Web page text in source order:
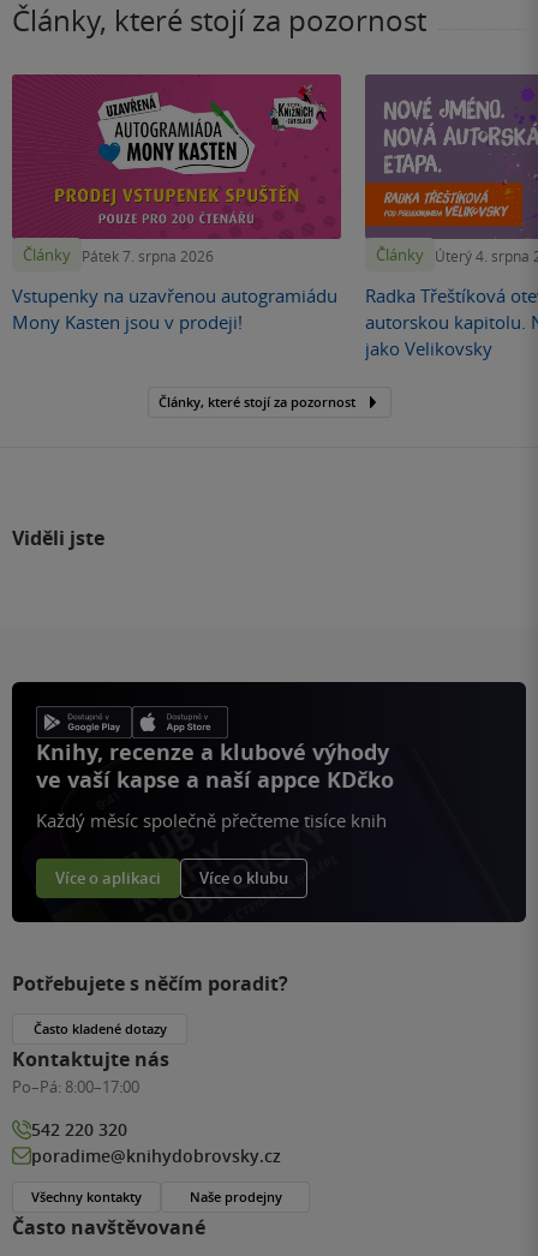
Články, které stojí za pozornost
Články Pátek 7. srpna 2026
Vstupenky na uzavřenou autogramiádu
Mony Kasten jsou v prodeji!
Články Úterý 4. srpna
Radka Třeštíková
autorskou kapitolu.
jako Velikovsky
Články, které stojí za pozornost
Viděli jste
Knihy, recenze a klubové výhody
ve vaší kapse a naší appce KDčko
Každý měsíc společně přečteme tisíce knih
Více o aplikaci Více o klubu
Často navštěvované
Potřebujete s něčím poradit?
Často kladené dotazy
Kontaktujte nás
Po–Pá: 8:00–17:00
542 220 320
poradime@knihydobrovsky.cz
Všechny kontakty Naše prodejny